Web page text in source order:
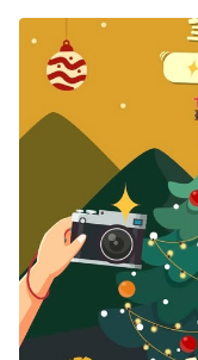
绿川 活动连结：
----------- 活动｜麋
音乐派对 12/13(六
12/13(六) 15:00-
16:00 台中市屯区
路201号） 活动连
----------------- 活动
12/13(六)－12/14(
中市西屯区台湾大
https://
------------ 活动｜小
10:00-16:00 清水眷